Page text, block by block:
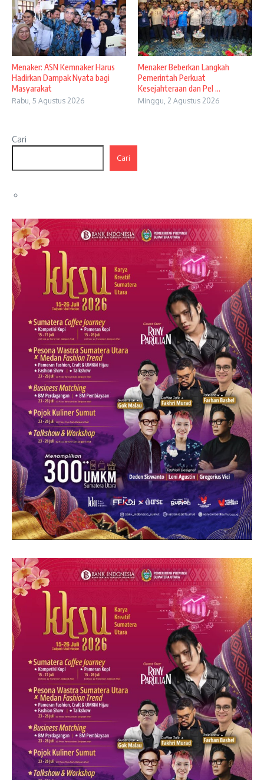
Menaker: ASN Kemnaker Harus
Hadirkan Dampak Nyata bagi
Masyarakat
Rabu, 5 Agustus 2026
Menaker Beberkan Langkah
Pemerintah Perkuat
Kesejahteraan dan Pel ...
Minggu, 2 Agustus 2026
Cari
Cari